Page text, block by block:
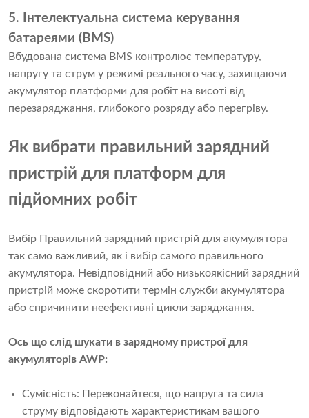
5. Інтелектуальна система керування
батареями (BMS)
Вбудована система BMS контролює температуру,
напругу та струм у режимі реального часу, захищаючи
акумулятор платформи для робіт на висоті від
перезаряджання, глибокого розряду або перегріву.
Як вибрати правильний зарядний
пристрій для платформ для
підйомних робіт
Вибір Правильний зарядний пристрій для акумулятора
так само важливий, як і вибір самого правильного
акумулятора. Невідповідний або низькоякісний зарядний
пристрій може скоротити термін служби акумулятора
або спричинити неефективні цикли заряджання.
Ось що слід шукати в зарядному пристрої для
акумуляторів AWP:
Сумісність: Переконайтеся, що напруга та сила
струму відповідають характеристикам вашого